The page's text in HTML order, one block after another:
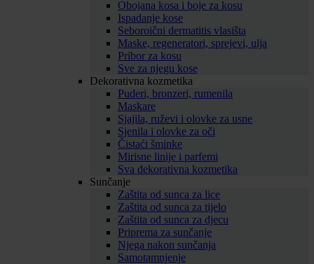
Obojana kosa i boje za kosu
Ispadanje kose
Seboroični dermatitis vlasišta
Maske, regeneratori, sprejevi, ulja
Pribor za kosu
Sve za njegu kose
Dekorativna kozmetika
Puderi, bronzeri, rumenila
Maskare
Sjajila, ruževi i olovke za usne
Sjenila i olovke za oči
Čistaći šminke
Mirisne linije i parfemi
Sva dekorativna kozmetika
Sunčanje
Zaštita od sunca za lice
Zaštita od sunca za tijelo
Zaštita od sunca za djecu
Priprema za sunčanje
Njega nakon sunčanja
Samotamnjenje